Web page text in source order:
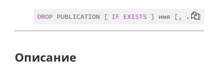
DROP PUBLICATION [ IF EXISTS ] имя [, ...] [
Описание